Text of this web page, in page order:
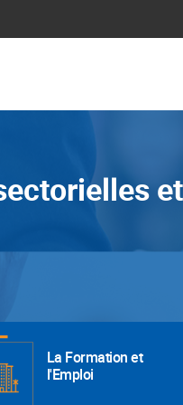
La Formation et
l'Emploi